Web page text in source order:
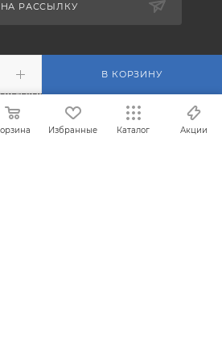
В КОРЗИНУ
РАССЫЛКУ
Избранные Каталог Акции